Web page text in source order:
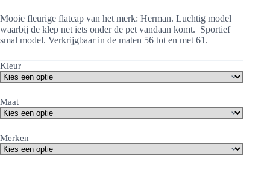
Mooie fleurige flatcap van het merk: Herman. Luchtig model
waarbij de klep net iets onder de pet vandaan komt. Sportief
smal model. Verkrijgbaar in de maten 56 tot en met 61.
Kleur
Maat
Merken